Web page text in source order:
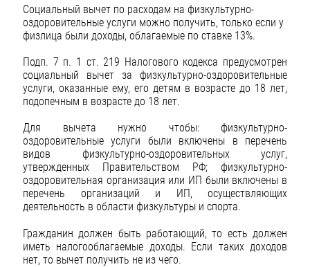
Социальный вычет по расходам на физкультурно-
оздоровительные услуги можно получить, только если у
физлица были доходы, облагаемые по ставке 13%.
Подп. 7 п. 1 ст. 219 Налогового кодекса предусмотрен
социальный вычет за физкультурно-оздоровительные
услуги, оказанные ему, его детям в возрасте до 18 лет,
подопечным в возрасте до 18 лет.
Для вычета нужно чтобы: физкультурно-
оздоровительные услуги были включены в перечень
видов физкультурно-оздоровительных услуг,
утвержденных Правительством РФ; физкультурно-
оздоровительная организация или ИП были включены в
перечень организаций и ИП, осуществляющих
деятельность в области физкультуры и спорта.
Гражданин должен быть работающий, то есть должен
иметь налогооблагаемые доходы. Если таких доходов
нет, то вычет получить не из чего.